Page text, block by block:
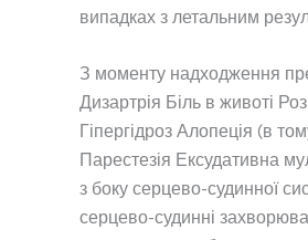
випадках з летальним
З моменту надходження
Дизартрія Біль в животі
Гіпергідроз Алопеція (в
Парестезія Ексудативна
з боку серцево-судинної
серцево-судинні